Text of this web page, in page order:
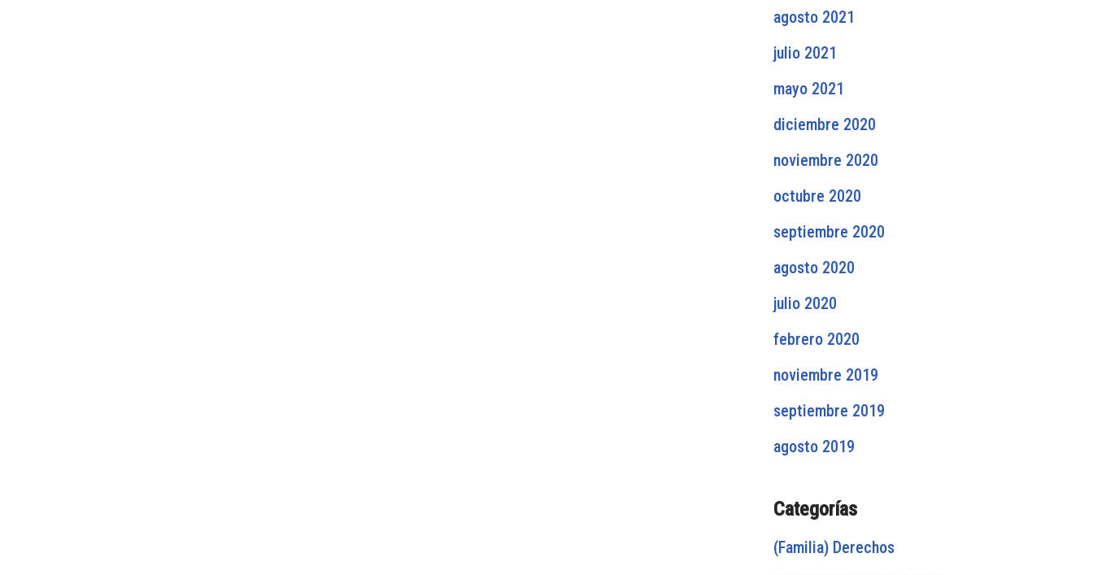
agosto 2021
julio 2021
mayo 2021
diciembre 2020
noviembre 2020
octubre 2020
septiembre 2020
agosto 2020
julio 2020
febrero 2020
noviembre 2019
septiembre 2019
agosto 2019
Categorías
(Familia) Derechos